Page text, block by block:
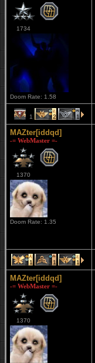
1734
Doom Rate: 1.58
1 2 1
MAZter[iddqd]
-= WebMaster =-
1370
Doom Rate: 1.35
1 1 1
MAZter[iddqd]
-= WebMaster =-
1370